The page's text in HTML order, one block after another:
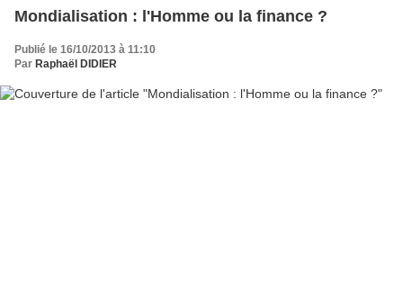
Mondialisation : l'Homme ou la finance ?
Publié le 16/10/2013 à 11:10
Par Raphaël DIDIER